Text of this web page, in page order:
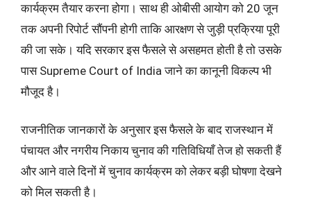
कार्यक्रम तैयार करना होगा। साथ ही ओबीसी आयोग को 20 जून
तक अपनी रिपोर्ट सौंपनी होगी ताकि आरक्षण से जुड़ी प्रक्रिया पूरी
की जा सके। यदि सरकार इस फैसले से असहमत होती है तो उसके
पास Supreme Court of India जाने का कानूनी विकल्प भी
मौजूद है।
राजनीतिक जानकारों के अनुसार इस फैसले के बाद राजस्थान में
पंचायत और नगरीय निकाय चुनाव की गतिविधियाँ तेज हो सकती हैं
और आने वाले दिनों में चुनाव कार्यक्रम को लेकर बड़ी घोषणा देखने
को मिल सकती है।